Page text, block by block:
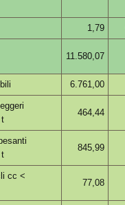
1,79
11.580,07
6.761,00
t
464,44
t
845,99
cc <
77,08